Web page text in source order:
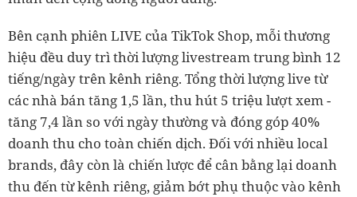
Bên cạnh phiên LIVE của TikTok Shop, mỗi thương
hiệu đều duy trì thời lượng livestream trung bình 12
tiếng/ngày trên kênh riêng. Tổng thời lượng live từ
các nhà bán tăng 1,5 lần, thu hút 5 triệu lượt xem -
tăng 7,4 lần so với ngày thường và đóng góp 40%
doanh thu cho toàn chiến dịch. Đối với nhiều local
brands, đây còn là chiến lược để cân bằng lại doanh
thu đến từ kênh riêng, giảm bớt phụ thuộc vào kênh